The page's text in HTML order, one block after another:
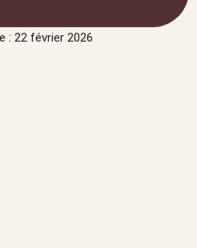
: 22 février 2026